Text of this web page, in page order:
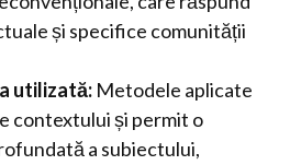
și specifice comunității
utilizată: Metodele aplicate
contextului și permit o
a subiectului,